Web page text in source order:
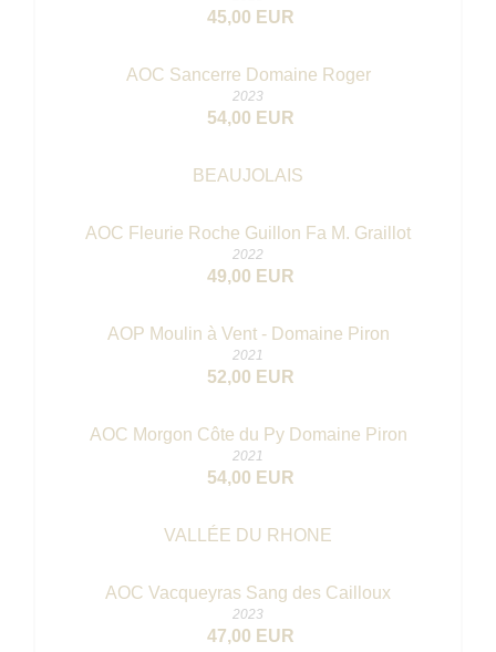
45,00 EUR
AOC Sancerre Domaine Roger
2023
54,00 EUR
BEAUJOLAIS
AOC Fleurie Roche Guillon Fa M. Graillot
2022
49,00 EUR
AOP Moulin à Vent - Domaine Piron
2021
52,00 EUR
AOC Morgon Côte du Py Domaine Piron
2021
54,00 EUR
VALLÉE DU RHONE
AOC Vacqueyras Sang des Cailloux
2023
47,00 EUR